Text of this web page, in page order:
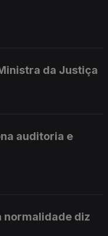
da Justiça
auditoria e
normalidade diz